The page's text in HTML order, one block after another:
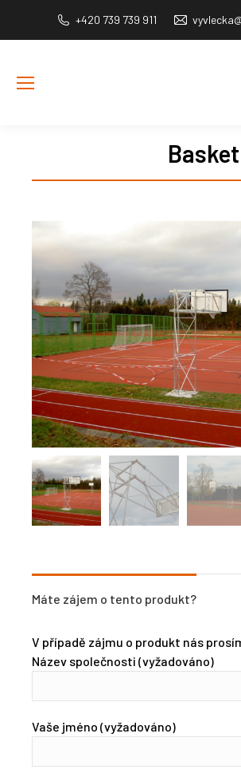
+420 739 739 911
Máte zájem o tento produkt?
V případě zájmu o produkt nás
Název společnosti (vyžadováno)
Vaše jméno (vyžadováno)